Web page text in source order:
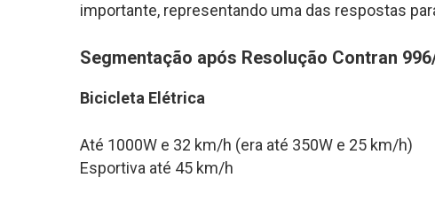
importante, representando uma das respostas
Segmentação após Resolução Contran
Bicicleta Elétrica
Até 1000W e 32 km/h (era até 350W e 25 km/h)
Esportiva até 45 km/h